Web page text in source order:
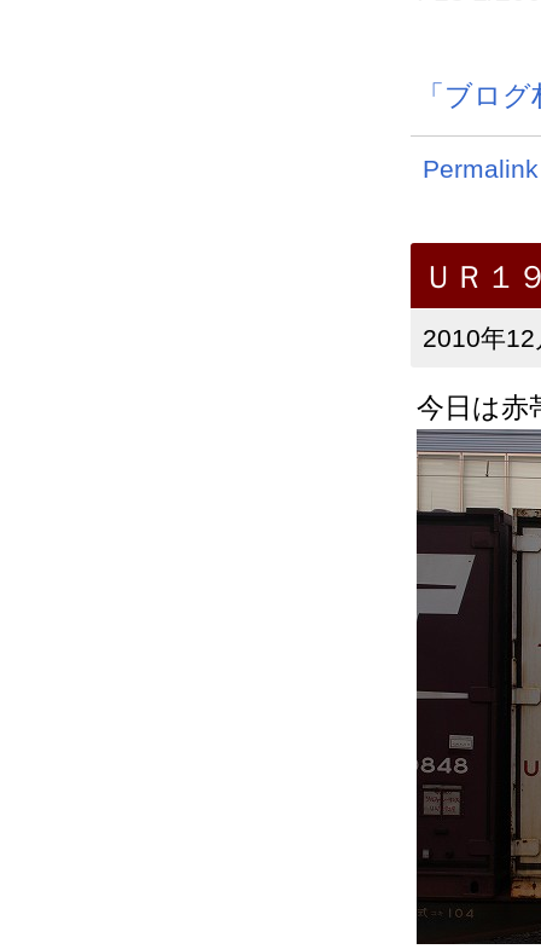
「ブロ
Permalink
ＵＲ１
2010年
今日は赤